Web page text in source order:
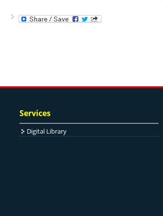
Services
Digital Library